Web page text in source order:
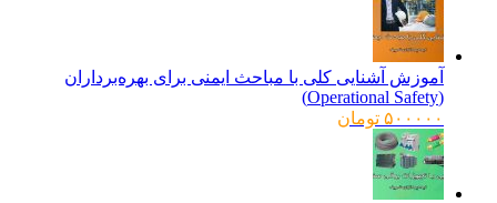
آموزش آشنایی کلی با مباحث ایمنی برای بهره‌برداران
۵۰۰۰۰۰ تومان